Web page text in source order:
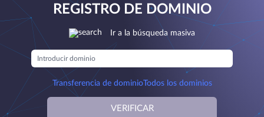
REGISTRO DE DOMINIO
Ir a la búsqueda masiva
Transferencia de dominioTodos los dominios
VERIFICAR